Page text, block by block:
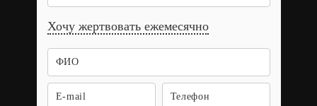
Хочу жертвовать ежемесячно